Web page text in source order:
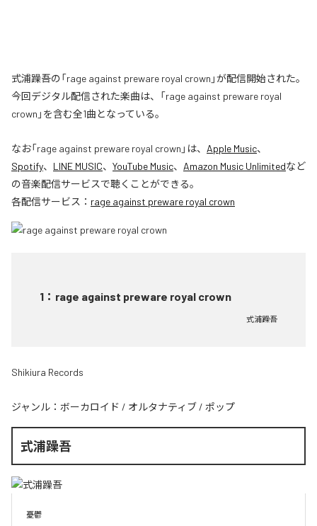
式浦躁吾の「rage against preware royal crown」が配信開始された。
今回デジタル配信された楽曲は、「rage against preware royal
crown」を含む全1曲となっている。
なお「rage against preware royal crown 」は、 Apple Music、
Spotify、 LINE MUSIC、 YouTube Music、 Amazon Music Unlimitedなど
の音楽配信サービスで聴くことができる。
各配信サービス： rage against preware royal crown
1 ： rage against preware royal crown
式浦躁吾
Shikiura Records
ジャンル： ボーカロイド / オルタナティブ / ポップ
式浦躁吾
憂鬱